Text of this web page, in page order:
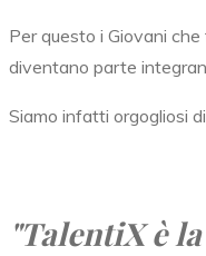
Per questo i Giovani
diventano parte
Siamo infatti orgogliosi
"TalentiXè